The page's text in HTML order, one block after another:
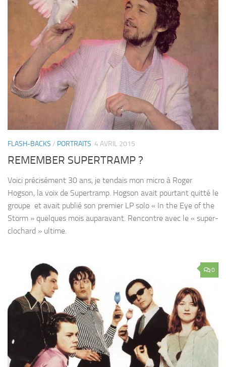
FLASH-BACKS / PORTRAITS 4 AVRIL 2015
REMEMBER SUPERTRAMP ?
Voici précisément 30 ans, je tendais mon micro à Roger
Hogson, la voix de Supertramp. Hogson avait pourtant quitté le
groupe et avait publié son premier LP solo « In the Eye of the
Storm » quelques mois auparavant. Rencontre avec le « super-
clochard » ultime.
0